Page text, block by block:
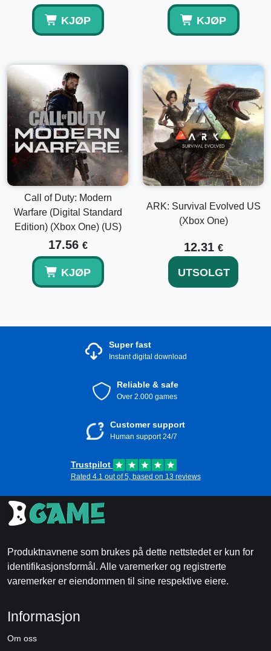
KJØP KJØP
Call of Duty: Modern
Warfare (Digital Standard
Edition) (Xbox One) (US)
17.56 €
KJØP
ARK: Survival Evolved US
(Xbox One)
12.31 €
UTSOLGT
Super fast
Instant digital download
Reliable & safe
Over 2.000 games
Customer support
Human support 24/7
Trustpilot
Rated 4.1 out of 5, based on 13 reviews
Produktnavnene som brukes på dette nettstedet er kun for
identifikasjonsformål. Alle varemerker og registrerte
varemerker er eiendommen til sine respektive eiere.
Informasjon
Om oss